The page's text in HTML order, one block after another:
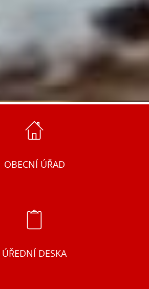
OBECNÍ ÚŘAD
ÚŘEDNÍ DESKA